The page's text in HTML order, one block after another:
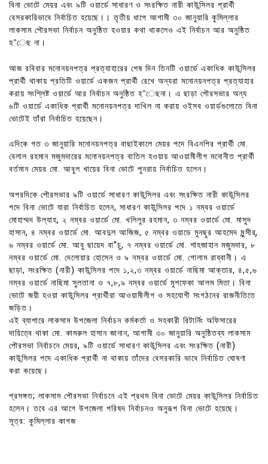
বিনা ভোটে মেয়র এবং ৯টি ওয়ার্ডে সাধারণ ও সংরক্ষিত নারী কাউন্সিলর প্রার্থী
বেসরকারিভাবে নির্বাচিত হয়েছে।। তৃতীয় ধাপে আগামী ৩০ জানুয়ারি কুমিল্লার
লাকসাম পৌরসভা নির্বাচন অনুষ্ঠিত হওয়ার কথা থাকলেও এই নির্বাচন আর অনুষ্ঠিত
হ”েছ না।
আজ রবিবার মনোনয়নপত্র প্রত্যাহারের শেষ দিন তিনটি ওয়ার্ডে একাধিক কাউন্সিলর
প্রার্থী থাকায় প্রতিটি ওয়ার্ডে একজন প্রার্থী রেখে অন্যরা মনোনয়নপত্র প্রত্যাহার
করায় সংশ্লিষ্ট ওয়ার্ডে আর নির্বাচন অনুষ্ঠিত হ”েছনা। এ ছাড়া পৌরসভার অন্য
৬টি ওয়ার্ডে একাধিক প্রার্থী মনোনয়নপত্র দাখিল না করায় ওইসব ওয়ার্ডগুলোতে বিনা
ভোটেই তাঁরা নির্বাচিত হয়েছেন।
এদিকে গত ৩ জানুয়ারি মনোনয়নপত্র বাছাইকালে মেয়র পদে বিএনপির প্রার্থী মো.
বেলাল রহমান মজুমদারের মনোনয়নপত্র বাতিল হওয়ায় আওয়ামীলীগ মনোনীত প্রার্থী
বর্তমান মেয়র মো. আবুল খায়ের বিনা ভোটে পুনরায় নির্বাচিত হলেন।
অপরদিকে পৌরসভার ৯টি ওয়ার্ডে সাধারণ কাউন্সিলর এবং সংরক্ষিত নারী কাউন্সিলর
পদে বিনা ভোটে যারা নির্বাচিত হলেন, সাধারণ কাউন্সিলর পদে ১ নম্বর ওয়ার্ডে
মোহাম্মদ উল্যাহ, ২ নম্বর ওয়ার্ডে মো. খলিলুর রহমান, ৩ নম্বর ওয়ার্ডে মো. মাসুদ
হাসান, ৪ নম্বর ওয়ার্ডে মো. আবদুল আজিজ, ৫ নম্বর ওয়াডে মুনছুর আহমেদ মুন্সীর্,
৬ নম্বর ওয়ার্ডে মো. আবু ছায়েদ বা”চু, ৭ নম্বর ওয়ার্ডে মো. শাহজাহান মজুমদার, ৮
নম্বর ওয়ার্ডে মো. দেলোয়ার হোসেন ও ৯ নম্বর ওয়ার্ডে মো. গোলাম রাব্বানী। এ
ছাড়া, সংরক্ষিত (নারী) কাউন্সিলর পদে ১,২,৩ নম্বর ওয়ার্ডে নাছিমা আক্তার, ৪,৫,৬
নম্বর ওয়ার্ডে নাছিমা সুলতানা ও ৭,৮,৯ নম্বর ওয়ার্ডে মুশফেকা আলম মিতা। বিনা
ভোটে জয়ী হওয়া কাউন্সিলর প্রার্থীরা আওয়ামীলীগ ও সহযোগী সংগঠনের রাজনীতিতে
জড়িত।
এই ব্যাপারে লাকসাম উপজেলা নির্বাচন কর্মকর্তা ও সহকারী রিটার্নিং অফিসারের
দায়িত্বে থাকা মো. কামরুল হাসান জানান, আগামী ৩০ জানুয়ারি অনুষ্ঠিতব্য লাকসাম
পৌরসভা নির্বাচনে মেয়র, ৯টি ওয়ার্ডে সাধারণ কাউন্সিলর এবং সংরক্ষিত (নারী)
কাউন্সিলর পদে একাধিক প্রার্থী না থাকায় তাঁদের বেসরকারি ভাবে নির্বাচিত ঘোষণা
করা কয়েছে।
প্রসঙ্গত; লাকসাম পৌরসভা নির্বাচনে এই প্রথম বিনা ভোটে মেয়র কাউন্সিলর নির্বাচিত
হলেন। তবে এর আগে উপজেলা পরিষদ নির্বাচনও অনুরূপ বিনা ভোটে হয়েছে।
সূত্র: কুমিল্লার কাগজ